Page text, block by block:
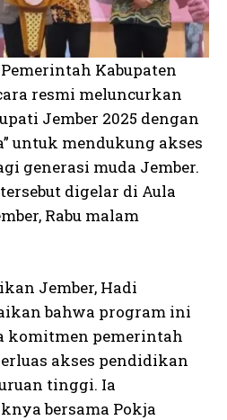
Kabupaten
resmi meluncurkan
Jember 2025 dengan
untuk mendukung akses
generasi muda Jember.
digelar di Aula
Rabu malam
Jember, Hadi
bahwa program ini
komitmen pemerintah
akses pendidikan
tinggi. Ia
bersama Pokja